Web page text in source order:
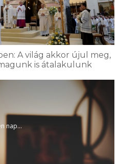
A világ akkor újul meg,
is átalakulunk
nap...